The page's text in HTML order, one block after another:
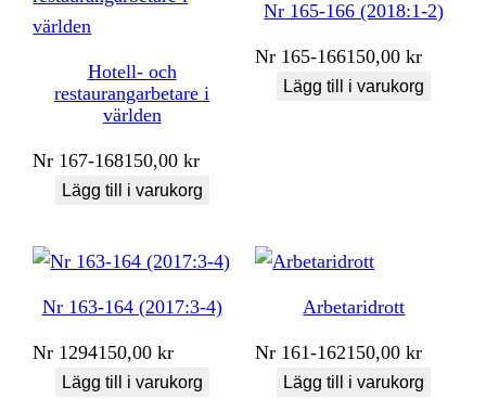
Hotell- och
restaurangarbetare i
världen
Nr 167-168150,00kr
Lägg till i varukorg
Nr 165-166 (2018:1-2)
Nr 165-166150,00kr
Lägg till i varukorg
Nr 163-164 (2017:3-4)
Nr 1294150,00kr
Lägg till i varukorg
Arbetaridrott
Nr 161-162150,00kr
Lägg till i varukorg